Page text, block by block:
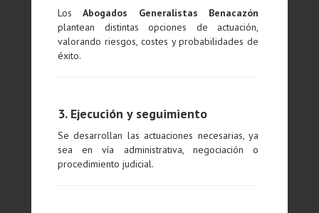
LosAbogados Generalistas Benacazón
plantean distintas opciones de actuación,
valorando riesgos, costes y probabilidades de
éxito.
3. Ejecución y seguimiento
Se desarrollan las actuaciones necesarias, ya
sea en vía administrativa, negociación o
procedimiento judicial.